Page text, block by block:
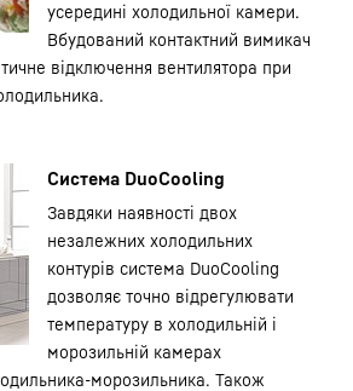
усередині холодильної камери.
Вбудований контактний вимикач
відключення вентилятора при
Система DuoCooling
Завдяки наявності двох
незалежних холодильних
контурів система DuoCooling
дозволяє точно відрегулювати
температуру в холодильній і
морозильній камерах
морозильника. Також